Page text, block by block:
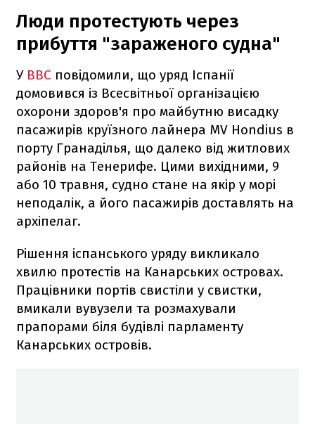
Люди протестують через
прибуття "зараженого судна"
У BBC повідомили, що уряд Іспанії
домовився із Всесвітньої організацією
охорони здоров'я про майбутню висадку
пасажирів круїзного лайнера MV Hondius в
порту Гранаділья, що далеко від житлових
районів на Тенерифе. Цими вихідними, 9
або 10 травня, судно стане на якір у морі
неподалік, а його пасажирів доставлять на
архіпелаг.
Рішення іспанського уряду викликало
хвилю протестів на Канарських островах.
Працівники портів свистіли у свистки,
вмикали вувузели та розмахували
прапорами біля будівлі парламенту
Канарських островів.